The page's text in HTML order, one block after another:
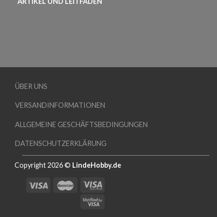
ÜBER UNS
VERSANDINFORMATIONEN
ALLGEMEINE GESCHÄFTSBEDINGUNGEN
DATENSCHUTZERKLÄRUNG
Copyright 2026 © LindeHobby.de